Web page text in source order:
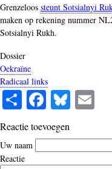
Grenzeloos steunt Sotsialnyi
maken op rekening nummer
Sotsialnyi Rukh.
Dossier
Oekraïne
Radicaal links
S
ha
re
Fa
ce
bo
ok
Bl
ue
sk
y
Reactie toevoegen
Uw naam
Reactie